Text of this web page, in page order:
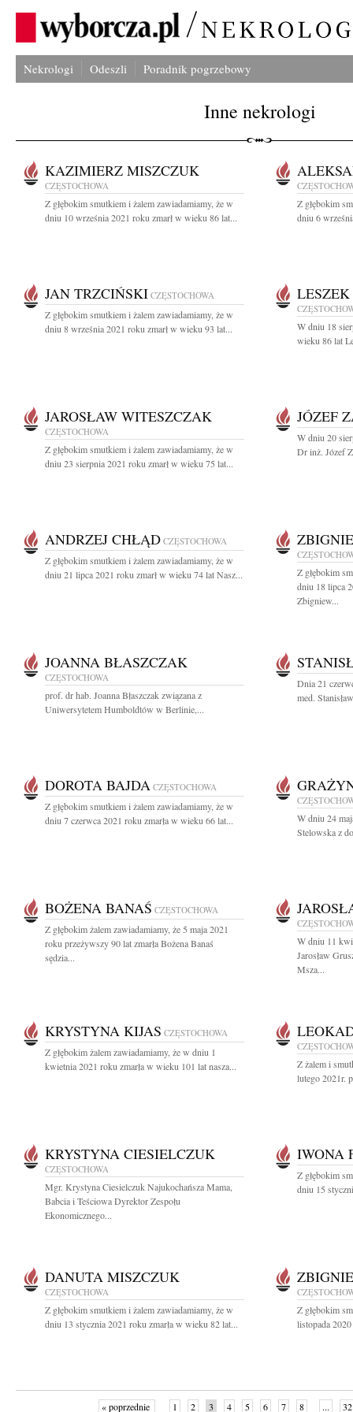
Nekrologi Odeszli Poradnik pogrzebowy
Inne nekrologi
KAZIMIERZ MISZCZUK
CZĘSTOCHOWA
Z głębokim smutkiem i żalem zawiadamiamy, że w
dniu 10 września 2021 roku zmarł w wieku 86 lat...
Z głębokim
dniu 6
JAN TRZCIŃSKI CZĘSTOCHOWA
Z głębokim smutkiem i żalem zawiadamiamy, że w
dniu 8 września 2021 roku zmarł w wieku 93 lat...
W dniu 18
wieku 86 lat
JAROSŁAW WITESZCZAK
CZĘSTOCHOWA
Z głębokim smutkiem i żalem zawiadamiamy, że w
dniu 23 sierpnia 2021 roku zmarł w wieku 75 lat...
JÓZEF
W dniu 20
Dr inż. Józef
ANDRZEJ CHŁĄD CZĘSTOCHOWA
Z głębokim smutkiem i żalem zawiadamiamy, że w
dniu 21 lipca 2021 roku zmarł w wieku 74 lat Nasz...
Z głębokim
dniu 18 lipca
Zbigniew...
JOANNA BŁASZCZAK
CZĘSTOCHOWA
prof. dr hab. Joanna Błaszczak związana z
Uniwersytetem Humboldtów w Berlinie,...
Dnia 21
med.
DOROTA BAJDA CZĘSTOCHOWA
Z głębokim smutkiem i żalem zawiadamiamy, że w
dniu 7 czerwca 2021 roku zmarła w wieku 66 lat...
W dniu 24
Stelowska z
BOŻENA BANAŚ CZĘSTOCHOWA
Z głębokim żalem zawiadamiamy, że 5 maja 2021
roku przeżywszy 90 lat zmarła Bożena Banaś
sędzia...
W dniu 11
Jarosław
Msza...
KRYSTYNA KIJAS CZĘSTOCHOWA
Z głębokim żalem zawiadamiamy, że w dniu 1
kwietnia 2021 roku zmarła w wieku 101 lat nasza...
Z żalem i
lutego 2021r.
KRYSTYNA CIESIELCZUK
CZĘSTOCHOWA
Mgr. Krystyna Ciesielczuk Najukochańsza Mama,
Babcia i Teściowa Dyrektor Zespołu
Ekonomicznego...
IWONA
Z głębokim
dniu 15
DANUTA MISZCZUK
CZĘSTOCHOWA
Z głębokim smutkiem i żalem zawiadamiamy, że w
dniu 13 stycznia 2021 roku zmarła w wieku 82 lat...
Z głębokim
listopada
« poprzednie 1 2 3 4 5 6 7 8 ... 32